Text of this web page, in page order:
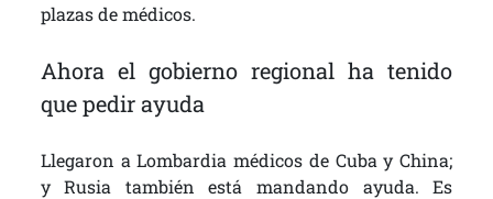
plazas de médicos.
Ahora el gobierno regional ha tenido
que pedir ayuda
Llegaron a Lombardia médicos de Cuba y China;
y Rusia también está mandando ayuda. Es